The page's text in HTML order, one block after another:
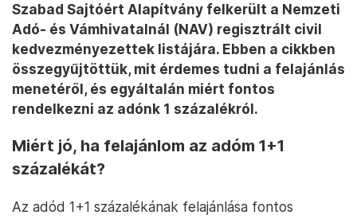
Szabad Sajtóért Alapítvány felkerült a Nemzeti
Adó- és Vámhivatalnál (NAV) regisztrált civil
kedvezményezettek listájára. Ebben a cikkben
összegyűjtöttük, mit érdemes tudni a felajánlás
menetéről, és egyáltalán miért fontos
rendelkezni az adónk 1 százalékról.
Miért jó, ha felajánlom az adóm 1+1
százalékát?
Az adód 1+1 százalékának felajánlása fontos